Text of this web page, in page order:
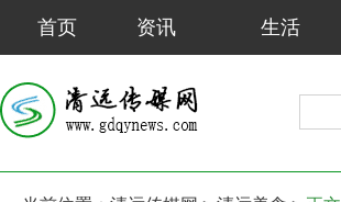
首页 资讯 生活